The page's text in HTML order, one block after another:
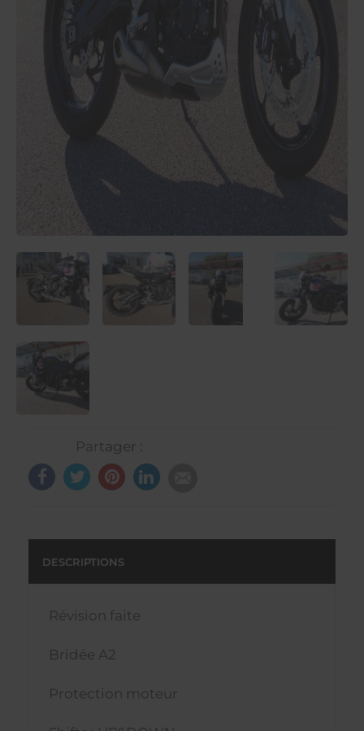
Partager :
DESCRIPTIONS
Révision faite
Bridée A2
Protection moteur